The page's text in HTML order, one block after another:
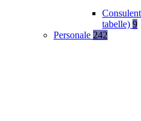
tabelle) 9
Personale 242